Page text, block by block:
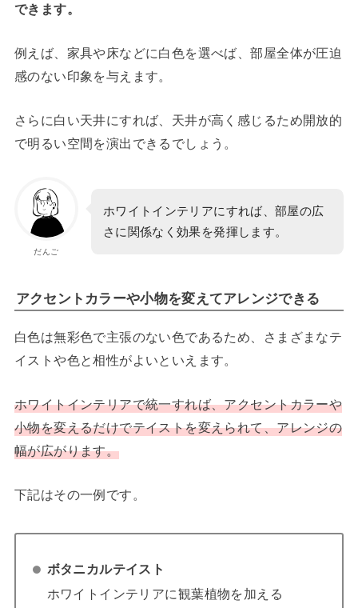
できます。
例えば、家具や床などに白色を選べば、部屋全体が圧迫
感のない印象を与えます。
さらに白い天井にすれば、天井が高く感じるため開放的
で明るい空間を演出できるでしょう。
だんご
ホワイトインテリアにすれば、部屋の広
さに関係なく効果を発揮します。
アクセントカラーや小物を変えてアレンジできる
白色は無彩色で主張のない色であるため、さまざまなテ
イストや色と相性がよいといえます。
ホワイトインテリアで統一すれば、アクセントカラーや
小物を変えるだけでテイストを変えられて、アレンジの
幅が広がります。
下記はその一例です。
ボタニカルテイスト
ホワイトインテリアに観葉植物を加える